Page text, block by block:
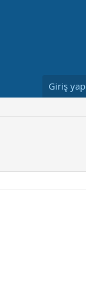
Giriş yap